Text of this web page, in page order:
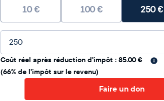
10€ 100€ 250€
Montant libre
Coût réel après réduction d'impôt : 85.00 €
(66% de l'impôt sur le revenu)
Faire un don